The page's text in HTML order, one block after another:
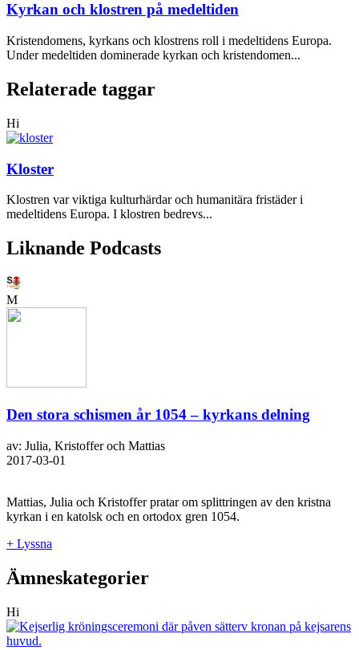
Kyrkan och klostren på medeltiden
Kristendomens, kyrkans och klostrens roll i medeltidens Europa.
Under medeltiden dominerade kyrkan och kristendomen...
Relaterade taggar
Hi
Kloster
Klostren var viktiga kulturhärdar och humanitära fristäder i
medeltidens Europa. I klostren bedrevs...
Liknande Podcasts
M
Den stora schismen år 1054 – kyrkans delning
av: Julia, Kristoffer och Mattias
2017-03-01
Mattias, Julia och Kristoffer pratar om splittringen av den kristna
kyrkan i en katolsk och en ortodox gren 1054.
+ Lyssna
Ämneskategorier
Hi